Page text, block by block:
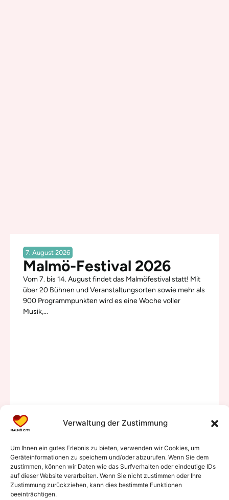
Verwaltung der Zustimmung
Um Ihnen ein gutes Erlebnis zu bieten, verwenden wir Cookies, um
Geräteinformationen zu speichern und/oder abzurufen. Wenn Sie dem
zustimmen, können wir Daten wie das Surfverhalten oder eindeutige IDs
auf dieser Website verarbeiten. Wenn Sie nicht zustimmen oder Ihre
Zustimmung zurückziehen, kann dies bestimmte Funktionen
beeinträchtigen.
7. August 2026
Malmö-Festival 2026
Vom 7. bis 14. August findet das Malmöfestival statt! Mit
über 20 Bühnen und Veranstaltungsorten sowie mehr als
900 Programmpunkten wird es eine Woche voller
Musik,...